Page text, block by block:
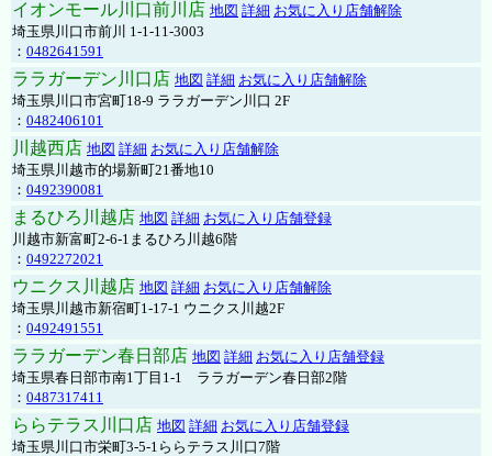
イオンモール川口前川店 地図 詳細 お気に入り店舗解除
埼玉県川口市前川 1-1-11-3003
： 0482641591
ララガーデン川口店 地図 詳細 お気に入り店舗解除
埼玉県川口市宮町18-9 ララガーデン川口 2F
： 0482406101
川越西店 地図 詳細 お気に入り店舗解除
埼玉県川越市的場新町21番地10
： 0492390081
まるひろ川越店 地図 詳細 お気に入り店舗登録
川越市新富町2-6-1まるひろ川越6階
： 0492272021
ウニクス川越店 地図 詳細 お気に入り店舗解除
埼玉県川越市新宿町1-17-1 ウニクス川越2F
： 0492491551
ララガーデン春日部店 地図 詳細 お気に入り店舗登録
埼玉県春日部市南1丁目1-1 ララガーデン春日部2階
： 0487317411
ららテラス川口店 地図 詳細 お気に入り店舗登録
埼玉県川口市栄町3-5-1ららテラス川口7階